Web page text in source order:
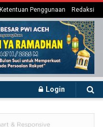
Ketentuan Penggunaan Redaksi
Login